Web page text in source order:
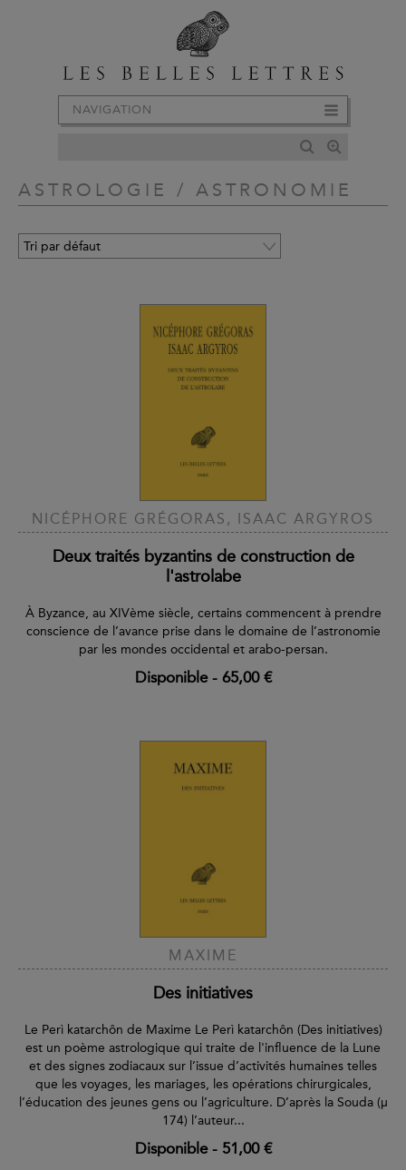
NAVIGATION
ASTROLOGIE / ASTRONOMIE
NICÉPHORE GRÉGORAS, ISAAC ARGYROS
Deux traités byzantins de construction de
l'astrolabe
À Byzance, au XIVème siècle, certains commencent à prendre
conscience de l’avance prise dans le domaine de l’astronomie
par les mondes occidental et arabo-persan.
Disponible- 65,00 €
MAXIME
Des initiatives
Le Perì katarchôn de Maxime Le Perì katarchôn (Des initiatives)
est un poème astrologique qui traite de l'influence de la Lune
et des signes zodiacaux sur l’issue d’activités humaines telles
que les voyages, les mariages, les opérations chirurgicales,
l’éducation des jeunes gens ou l’agriculture. D’après la Souda (μ
174) l’auteur...
Disponible- 51,00 €